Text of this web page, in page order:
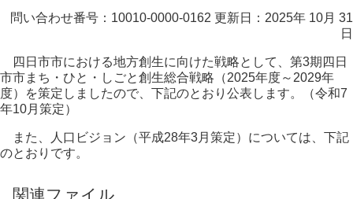
問い合わせ番号：10010-0000-0162 更新日：2025年 10月 31
日
四日市市における地方創生に向けた戦略として、第3期四日
市市まち・ひと・しごと創生総合戦略（2025年度～2029年
度）を策定しましたので、下記のとおり公表します。（令和7
年10月策定）
また、人口ビジョン（平成28年3月策定）については、下記
のとおりです。
関連ファイル